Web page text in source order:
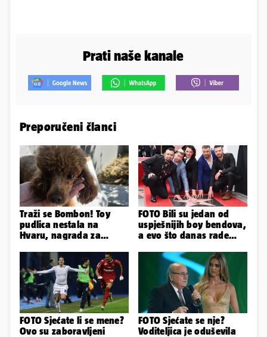
Prati naše kanale
Preporučeni članci
Traži se Bombon! Toy
pudlica nestala na
Hvaru, nagrada za
FOTO Bili su jedan od
uspješnijih boy bendova,
a evo što danas rade
FOTO Sjećate li se mene?
Ovo su zaboravljeni
FOTO Sjećate se nje?
Voditeljica je oduševila